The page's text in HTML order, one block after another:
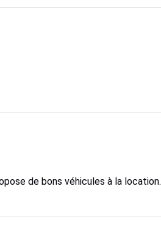
de bons véhicules à la location.